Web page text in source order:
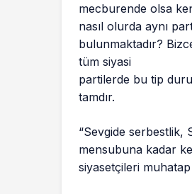
mecburende olsa
nasıl olurda aynı
bulunmaktadır?
tüm siyasi
partilerde bu tip
tamdır.
“Sevgide serbestlik,
mensubuna kadar
siyasetçileri muhatap